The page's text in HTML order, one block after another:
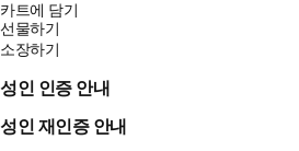
카트에 담기
선물하기
소장하기
성인 인증 안내
성인 재인증 안내